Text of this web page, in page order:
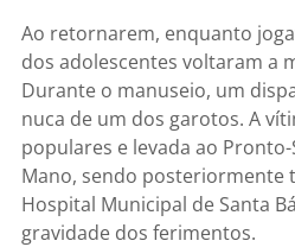
Ao retornarem, enquanto
dos adolescentes voltaram a
Durante o manuseio, um
nuca de um dos garotos. A
populares e levada ao
Mano, sendo posteriormente
Hospital Municipal de Santa
gravidade dos ferimentos.